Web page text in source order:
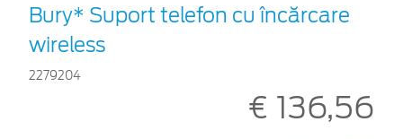
Bury* Suport telefon cu încărcare
wireless
2279204
€ 136,56